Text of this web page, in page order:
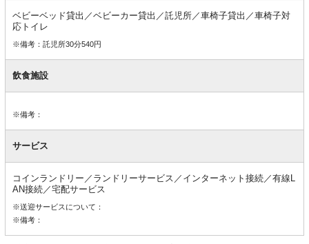
ベビーベッド貸出／ベビーカー貸出／託児所／車椅子貸出／車椅子対
応トイレ
※備考：託児所30分540円
飲食施設
※備考：
サービス
コインランドリー／ランドリーサービス／インターネット接続／有線L
AN接続／宅配サービス
※送迎サービスについて：
※備考：